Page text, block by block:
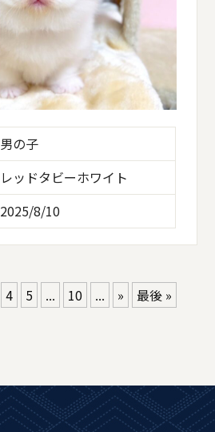
男の子
レッドタビーホワイト
2025/8/10
4 5 ... 10 ... » 最後 »